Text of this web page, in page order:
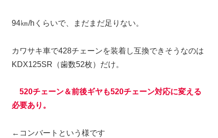
94㎞/hくらいで、まだまだ足りない。
カワサキ車で428チェーンを装着し互換できそうなのは
KDX125SR（歯数52枚）だけ。
520チェーン＆前後ギヤも520チェーン対応に変える
必要あり。
←コンバートという様です